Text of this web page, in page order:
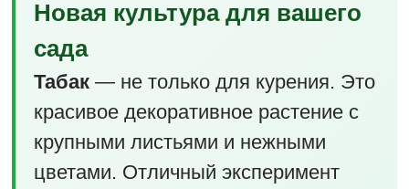
Новая культура для вашего
сада
Табак— не только для курения. Это
красивое декоративное растение с
крупными листьями и нежными
цветами. Отличный эксперимент